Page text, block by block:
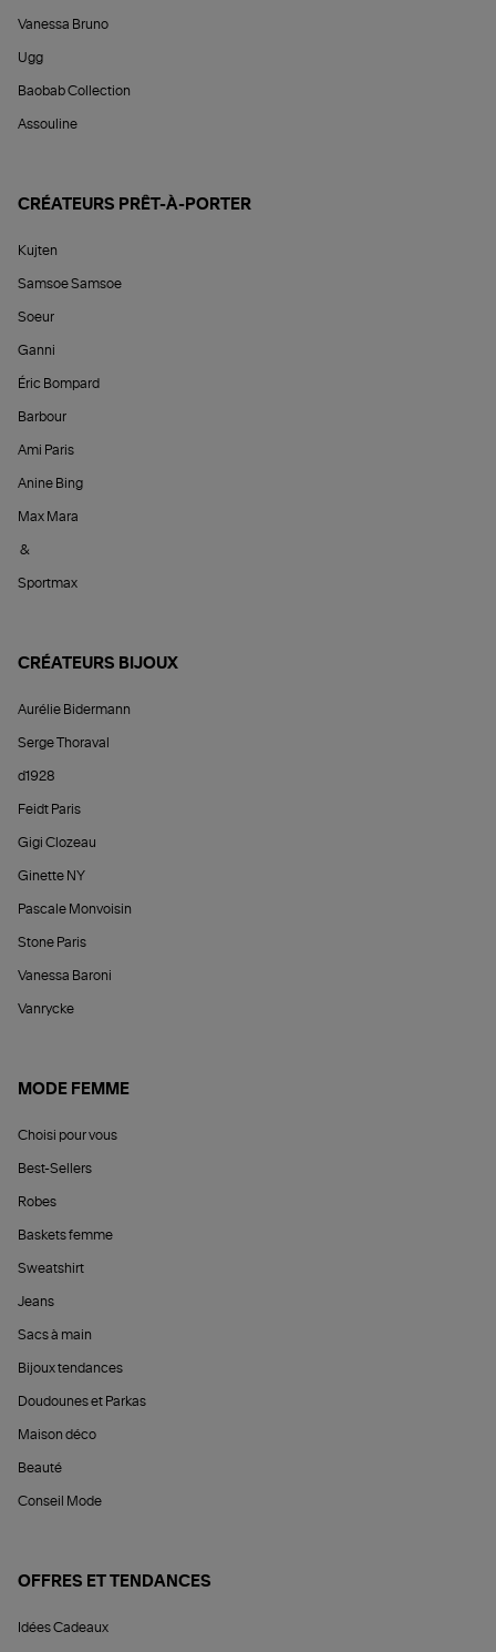
Vanessa Bruno
Ugg
Baobab Collection
Assouline
CRÉATEURS PRÊT-À-PORTER
Kujten
Samsoe Samsoe
Soeur
Ganni
Éric Bompard
Barbour
Ami Paris
Anine Bing
Max Mara
&
Sportmax
CRÉATEURS BIJOUX
Aurélie Bidermann
Serge Thoraval
d1928
Feidt Paris
Gigi Clozeau
Ginette NY
Pascale Monvoisin
Stone Paris
Vanessa Baroni
Vanrycke
MODE FEMME
Choisi pour vous
Best-Sellers
Robes
Baskets femme
Sweatshirt
Jeans
Sacs à main
Bijoux tendances
Doudounes et Parkas
Maison déco
Beauté
Conseil Mode
OFFRES ET TENDANCES
Idées Cadeaux